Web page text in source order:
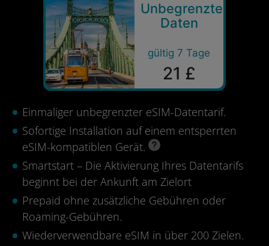
Unbegrenzte
Daten
gültig 7 Tage
21 £
Einmaliger unbegrenzter eSIM-Datentarif.
Sofortige Installation auf einem entsperrten
eSIM-kompatiblen Gerät.
Smartstart – Die Aktivierung Ihres Datentarifs
beginnt bei der Ankunft am Zielort
Prepaid ohne zusätzliche Gebühren oder
Roaming-Gebühren.
Wiederverwendbare eSIM in über 200 Zielen.